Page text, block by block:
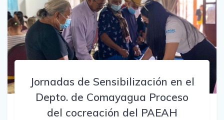
Jornadas de Sensibilización en el
Depto. de Comayagua Proceso
del cocreación del PAEAH